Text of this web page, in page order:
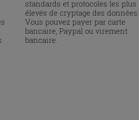
standards et protocoles les plus
élevés de cryptage des données.
Vous pouvez payer par carte
bancaire, Paypal ou virement
bancaire.